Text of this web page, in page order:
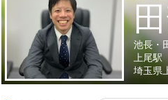
池長・
上尾駅
埼玉県